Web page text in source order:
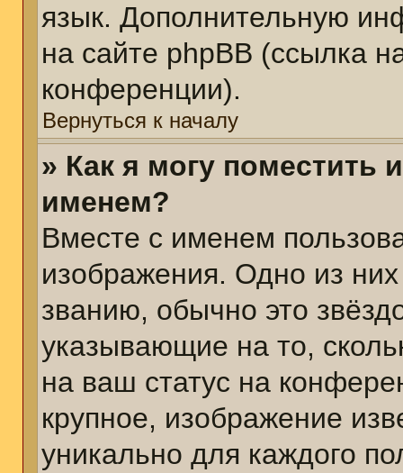
язык. Дополнительную
на сайте phpBB (ссылка
конференции).
Вернуться к началу
» Как я могу поместить
именем?
Вместе с именем
изображения. Одно из
званию, обычно это
указывающие на то,
на ваш статус на
крупное, изображение
уникально для каждого